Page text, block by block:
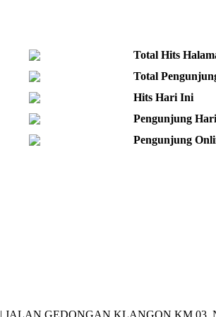
Total Hits
Total
Hits Hari Ini
Pengunjung
Pengunjung
| JALAN GEDONGAN KLANGON KM 03,